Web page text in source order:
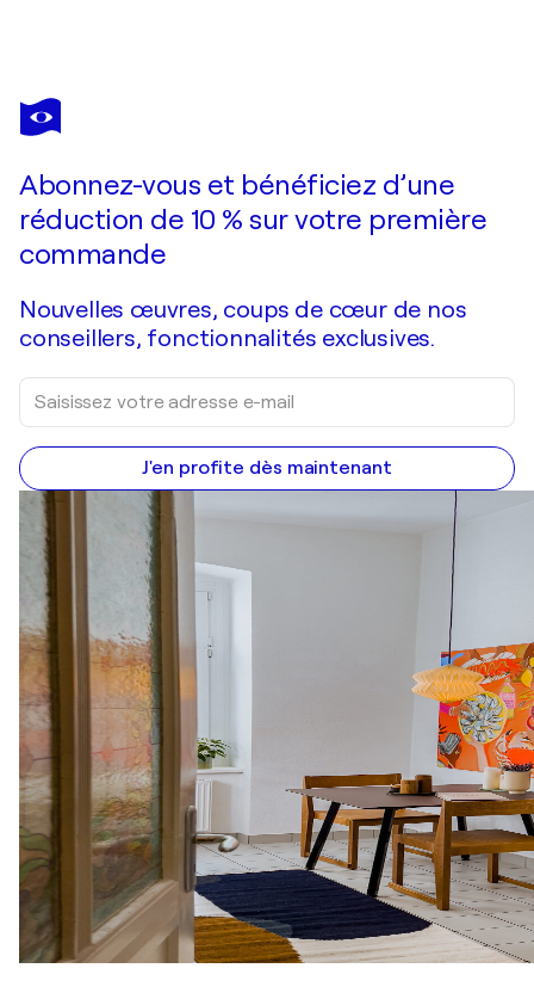
TATIANA ILIINA
LIGHT INTO THE DARKNESS
Abonnez-vous et bénéficiez d’une
réduction de 10 % sur votre première
commande
Nouvelles œuvres, coups de cœur de nos
conseillers, fonctionnalités exclusives.
J'en profite dès maintenant